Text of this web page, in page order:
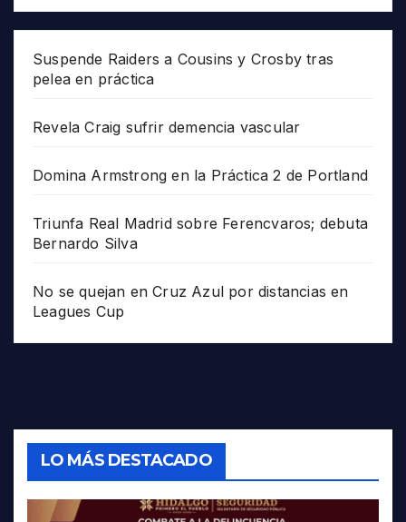
Suspende Raiders a Cousins y Crosby tras
pelea en práctica
Revela Craig sufrir demencia vascular
Domina Armstrong en la Práctica 2 de Portland
Triunfa Real Madrid sobre Ferencvaros; debuta
Bernardo Silva
No se quejan en Cruz Azul por distancias en
Leagues Cup
LO MÁS DESTACADO